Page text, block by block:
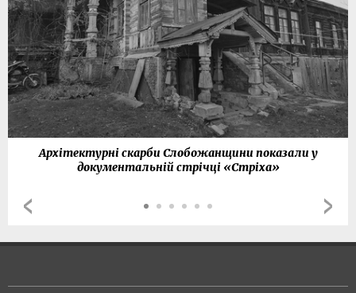
Архітектурні скарби Слобожанщини показали у
документальній стрічці «Стріха»